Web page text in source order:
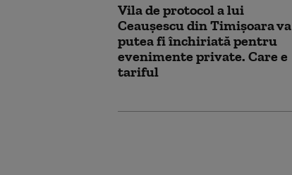
Vila de protocol a lui
Ceauşescu din Timișoara va
putea fi închiriată pentru
evenimente private. Care e
tariful